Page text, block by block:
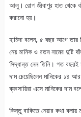
আলু। রোগ জীবাণুর হাত থেকে
করানো হয়।
হামিদা বলেন, ৫ বছর আগে তার
নেয় মানিক ও রতন নামের দুটি
সিদ্ধান্ত নেন তিনি। গত
দাম চেয়েছিলেন মানিকের ১৪
ব্যবসায়িরা এসে মানিকের দাম
কিন্তু বাকিতে নেয়ার কথা